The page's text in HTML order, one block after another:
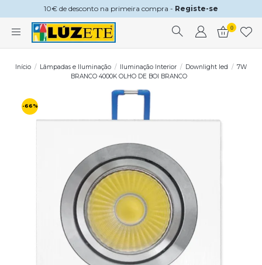
10€ de desconto na primeira compra - Registe-se
0
Início Lâmpadas e Iluminação Iluminação Interior Downlight led
7W
BRANCO 4000K OLHO DE BOI BRANCO
-66%